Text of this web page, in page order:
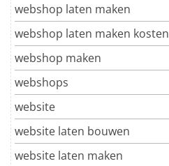
webshop laten maken
webshop laten maken kosten
webshop maken
webshops
website
website laten bouwen
website laten maken